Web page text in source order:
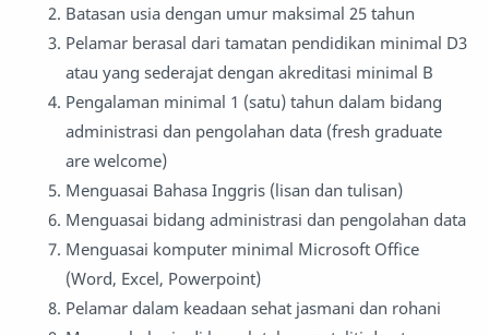
Batasan usia dengan umur maksimal 25 tahun
Pelamar berasal dari tamatan pendidikan minimal D3
atau yang sederajat dengan akreditasi minimal B
Pengalaman minimal 1 (satu) tahun dalam bidang
administrasi dan pengolahan data (fresh graduate
are welcome)
Menguasai Bahasa Inggris (lisan dan tulisan)
Menguasai bidang administrasi dan pengolahan data
Menguasai komputer minimal Microsoft Office
(Word, Excel, Powerpoint)
Pelamar dalam keadaan sehat jasmani dan rohani